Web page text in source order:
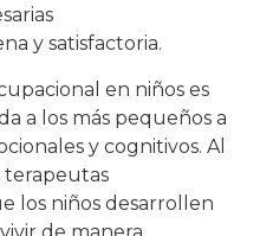
y satisfactoria.
en niños es
a los más pequeños a
y cognitivos. Al
terapeutas
los niños desarrollen